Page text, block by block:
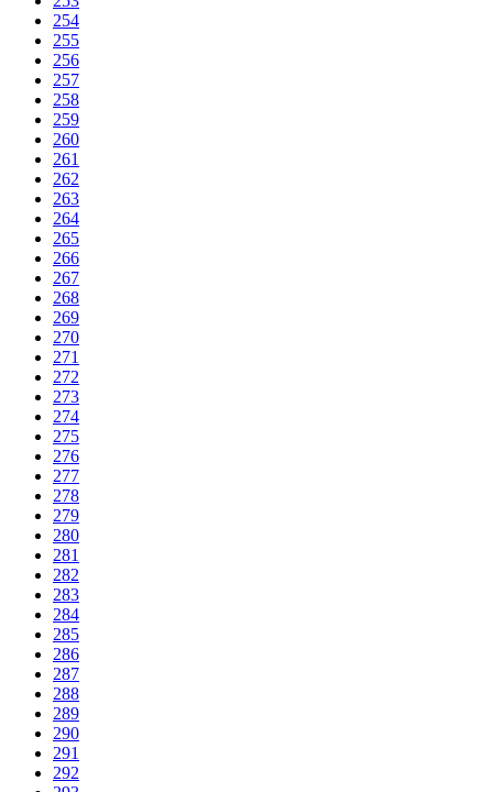
254
255
256
257
258
259
260
261
262
263
264
265
266
267
268
269
270
271
272
273
274
275
276
277
278
279
280
281
282
283
284
285
286
287
288
289
290
291
292